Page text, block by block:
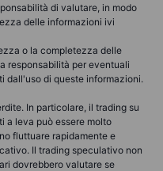
di valutare, in modo
delle informazioni ivi
o la completezza delle
responsabilità per eventuali
dall'uso di queste informazioni.
In particolare, il trading su
a leva può essere molto
fluttuare rapidamente e
Il trading speculativo non
dovrebbero valutare se